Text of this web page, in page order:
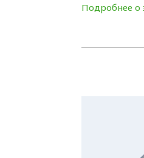
Подробнее о